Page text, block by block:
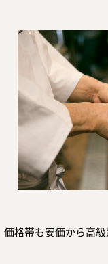
格帯も安価から高